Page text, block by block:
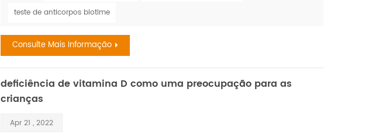
espalha faci...
teste de anticorpos biotime
Consulte Mais Informação
deficiência de vitamina D como uma preocupação para as
crianças
Apr 21 , 2022